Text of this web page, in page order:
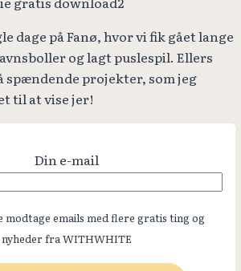
dage på Fanø, hvor vi fik gået lange
og lagt puslespil. Ellers
spændende projekter, som jeg
til at vise jer!
Din e-mail
modtage emails med flere gratis ting og
nyheder fra WITHWHITE